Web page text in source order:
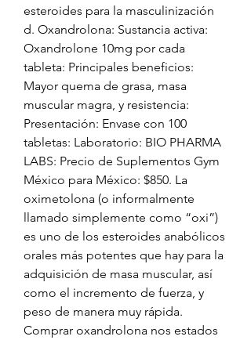
esteroides para la masculinización
d. Oxandrolona: Sustancia activa:
Oxandrolone 10mg por cada
tableta: Principales beneficios:
Mayor quema de grasa, masa
muscular magra, y resistencia:
Presentación: Envase con 100
tabletas: Laboratorio: BIO PHARMA
LABS: Precio de Suplementos Gym
México para México: $850. La
oximetolona (o informalmente
llamado simplemente como “oxi”)
es uno de los esteroides anabólicos
orales más potentes que hay para la
adquisición de masa muscular, así
como el incremento de fuerza, y
peso de manera muy rápida.
Comprar oxandrolona nos estados